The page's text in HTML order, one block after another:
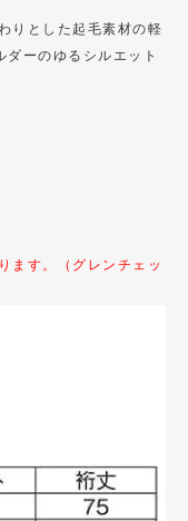
りとした起毛素材の軽
ーのゆるシルエット
ます。（グレンチェッ